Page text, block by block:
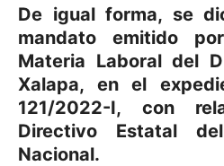
De igual forma, se
mandato emitido
Materia Laboral del
Xalapa, en el
121/2022-I, con
Directivo Estatal
Nacional.